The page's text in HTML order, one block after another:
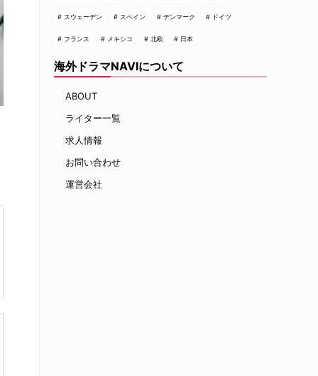
スウェーデン スペイン デンマーク ドイツ
フランス メキシコ 北欧 日本
海外ドラマNAVIについて
ABOUT
ライター一覧
求人情報
お問い合わせ
運営会社